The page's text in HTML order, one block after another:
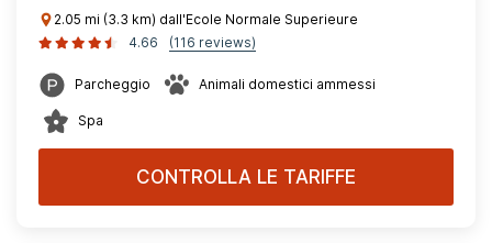
2.05 mi (3.3 km) dall'Ecole Normale Superieure
4.66
(116 reviews)
Parcheggio Animali domestici ammessi
Spa
CONTROLLA LE TARIFFE